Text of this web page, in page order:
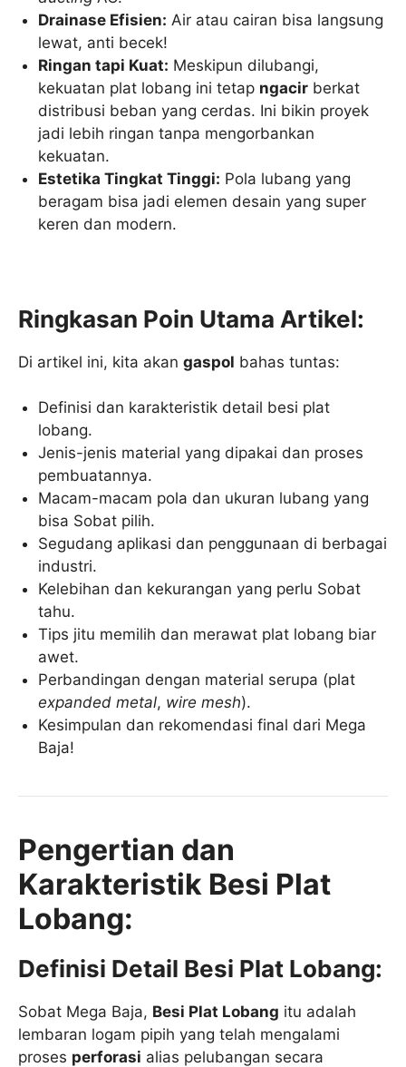
Drainase Efisien: Air atau cairan bisa langsung
lewat, anti becek!
Ringan tapi Kuat: Meskipun dilubangi,
kekuatan plat lobang ini tetap ngacir berkat
distribusi beban yang cerdas. Ini bikin proyek
jadi lebih ringan tanpa mengorbankan
kekuatan.
Estetika Tingkat Tinggi: Pola lubang yang
beragam bisa jadi elemen desain yang super
keren dan modern.
Ringkasan Poin Utama Artikel:
Di artikel ini, kita akan gaspol bahas tuntas:
Definisi dan karakteristik detail besi plat
lobang.
Jenis-jenis material yang dipakai dan proses
pembuatannya.
Macam-macam pola dan ukuran lubang yang
bisa Sobat pilih.
Segudang aplikasi dan penggunaan di berbagai
industri.
Kelebihan dan kekurangan yang perlu Sobat
tahu.
Tips jitu memilih dan merawat plat lobang biar
awet.
Perbandingan dengan material serupa (plat
expanded metal, wire mesh).
Kesimpulan dan rekomendasi final dari Mega
Baja!
Pengertian dan
Karakteristik Besi Plat
Lobang:
Definisi Detail Besi Plat Lobang:
Sobat Mega Baja, Besi Plat Lobang itu adalah
lembaran logam pipih yang telah mengalami
proses perforasi alias pelubangan secara